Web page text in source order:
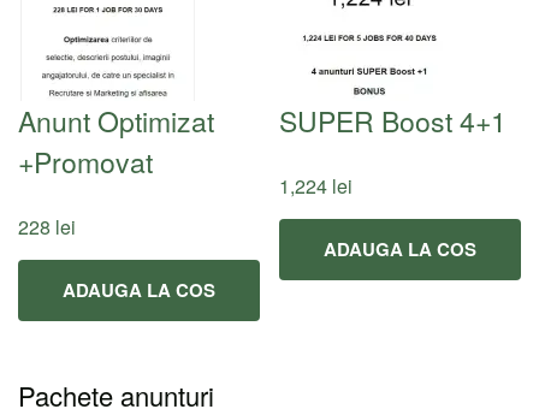
Anunt Optimizat
+Promovat
228 lei
ADAUGA LA COS
SUPER Boost 4+1
1,224 lei
ADAUGA LA COS
Pachete anunturi